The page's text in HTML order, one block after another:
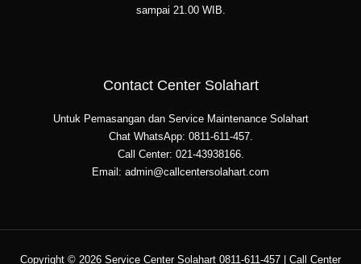
sampai 21.00 WIB.
Contact Center Solahart
Untuk Pemasangan dan Service Maintenance Solahart
Chat WhatsApp: 0811-611-457.
Call Center: 021-43938166.
Email: admin@callcentersolahart.com
Copyright © 2026 Service Center Solahart 0811-611-457 | Call Center